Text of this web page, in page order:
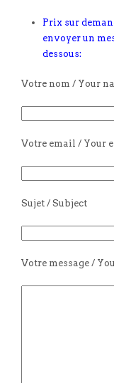
Prix sur
envoyer un
dessous:
Votre nom / Your
Votre email / Your
Sujet / Subject
Votre message /